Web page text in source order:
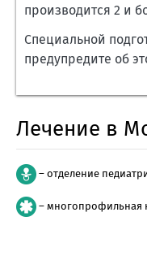
производится 2 и
Специальной
предупредите об
Лечение в
– отделение
– многопрофильная